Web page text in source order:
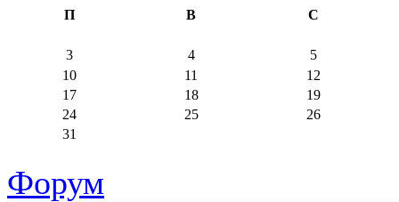
П В С
3 4
5
10
11
12
17
18
19
24
25
26
31
Форум